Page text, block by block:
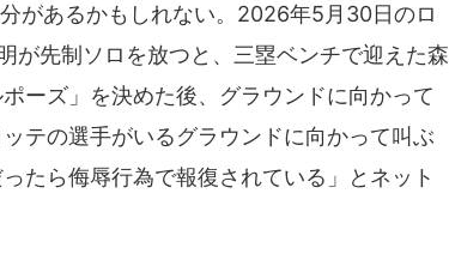
があるかもしれない。2026年5月30日のロ
が先制ソロを放つと、三塁ベンチで迎えた森
ーズ」を決めた後、グラウンドに向かって
テの選手がいるグラウンドに向かって叫ぶ
たら侮辱行為で報復されている」とネット